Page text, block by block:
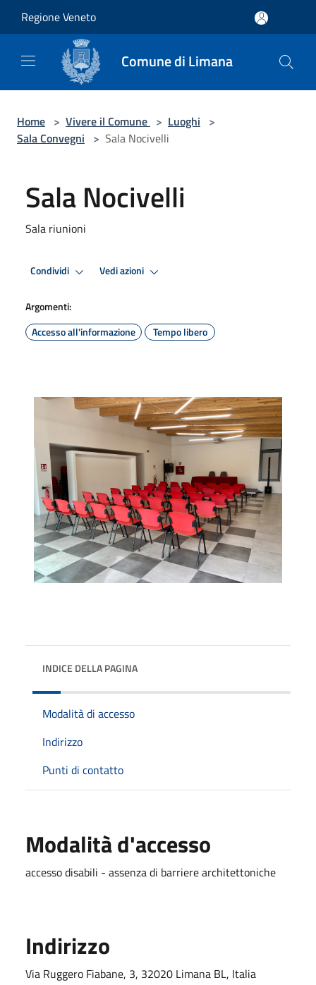
Regione Veneto
Comune di Limana
Home > Vivere il Comune > Luoghi >
Sala Convegni > Sala Nocivelli
Sala Nocivelli
Sala riunioni
Condividi Vedi azioni
Argomenti:
Accesso all'informazione
Tempo libero
INDICE DELLA PAGINA
Modalità di accesso
Indirizzo
Punti di contatto
Modalità d'accesso
accesso disabili - assenza di barriere architettoniche
Indirizzo
Via Ruggero Fiabane, 3, 32020 Limana BL, Italia